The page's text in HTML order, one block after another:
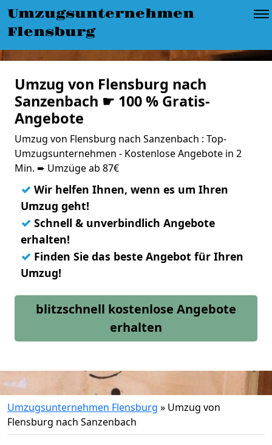
Umzugsunternehmen
Flensburg
Umzug von Flensburg nach
Sanzenbach ☛ 100 % Gratis-
Angebote
Umzug von Flensburg nach Sanzenbach : Top-
Umzugsunternehmen - Kostenlose Angebote in 2
Min. ➨ Umzüge ab 87€
✓ Wir helfen Ihnen, wenn es um Ihren
Umzug geht!
✓ Schnell & unverbindlich Angebote
erhalten!
✓ Finden Sie das beste Angebot für Ihren
Umzug!
blitzschnell kostenlose Angebote
erhalten
Umzugsunternehmen Flensburg » Umzug von
Flensburg nach Sanzenbach